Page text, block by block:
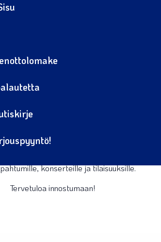
tapahtumien
elämysten
Mikkelissä
tehokkaille kokouksille ja hyvän olon
konserteille ja tilaisuuksille.
Tervetuloa innostumaan!